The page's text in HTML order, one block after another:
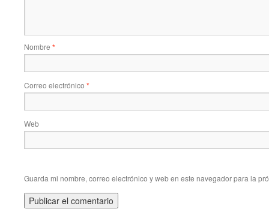
Nombre *
Correo electrónico *
Web
Guarda mi nombre, correo electrónico y web en este navegador para la